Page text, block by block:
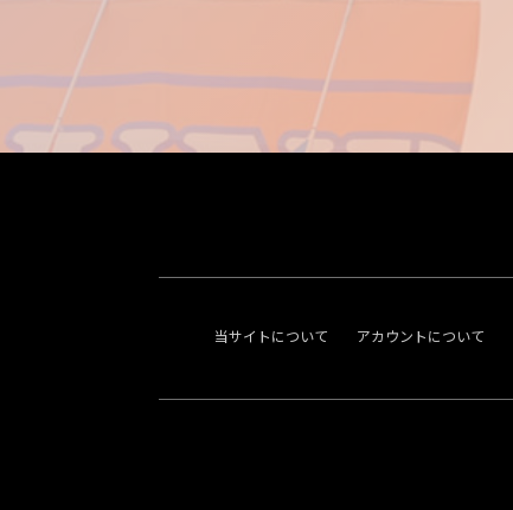
当サイトについて アカウントについて